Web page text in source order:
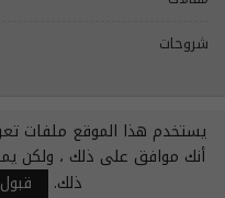
شروحات
© 2026 - جميع الحقوق محفوظة.
تصميم
يستخدم هذا الموقع ملفات
أنك موافق على ذلك ، ولكن
ذلك.
قبول